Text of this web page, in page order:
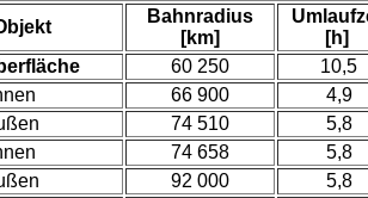
Bahnradius
[km]
[h]
60 250
10,5
66 900
4,9
74 510
5,8
74 658
5,8
92 000
5,8